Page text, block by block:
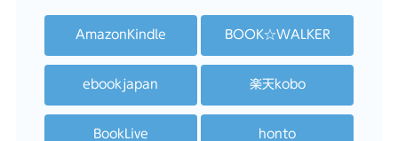
AmazonKindle BOOK☆WALKER
ebookjapan 楽天kobo
BookLive honto